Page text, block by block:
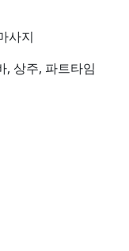
사지
, 상주, 파트타임